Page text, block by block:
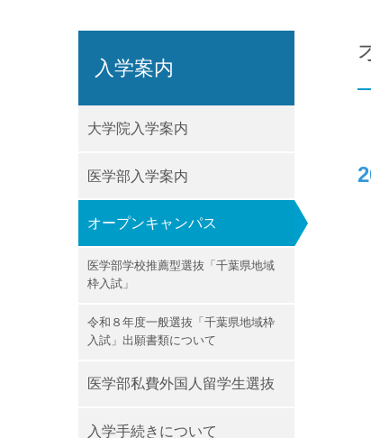
入学案内
大学院入学案内
医学部入学案内
オープンキャンパス
医学部学校推薦型選抜「千葉県地域
枠入試」
令和８年度一般選抜「千葉県地域枠
入試」出願書類について
医学部私費外国人留学生選抜
入学手続きについて